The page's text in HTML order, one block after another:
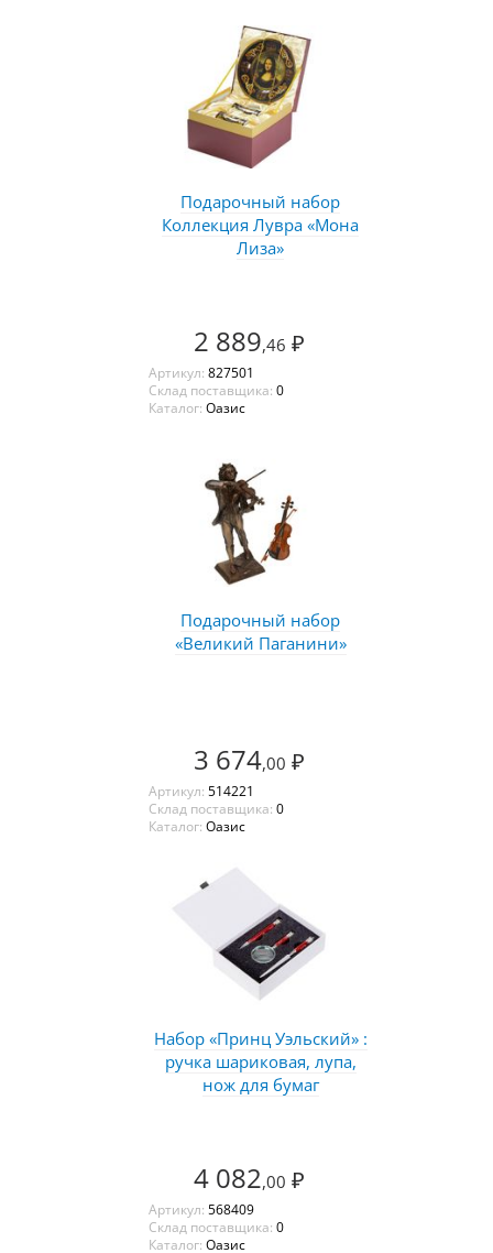
Подарочный набор
Коллекция Лувра «Мона
Лиза»
2 889,46 ₽
Артикул: 827501
Склад поставщика: 0
Каталог: Оазис
Подарочный набор
«Великий Паганини»
3 674,00 ₽
Артикул: 514221
Склад поставщика: 0
Каталог: Оазис
Набор «Принц Уэльский» :
ручка шариковая, лупа,
нож для бумаг
4 082,00 ₽
Артикул: 568409
Склад поставщика: 0
Каталог: Оазис